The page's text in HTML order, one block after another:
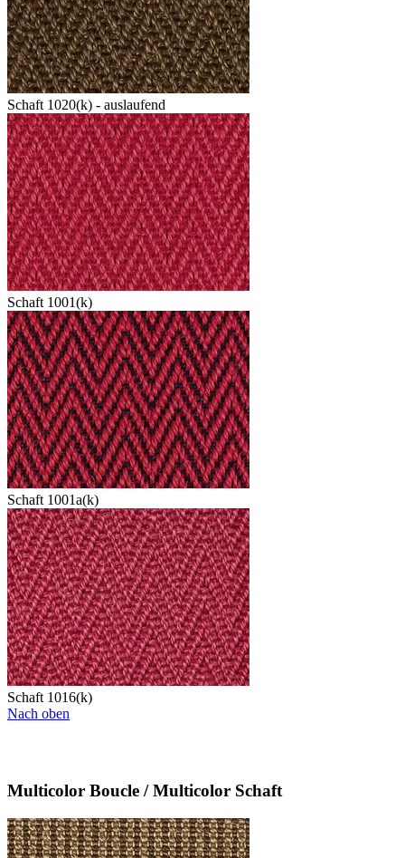
Schaft 1020(k) - auslaufend
Schaft 1001(k)
Schaft 1001a(k)
Schaft 1016(k)
Nach oben
Multicolor Boucle / Multicolor Schaft